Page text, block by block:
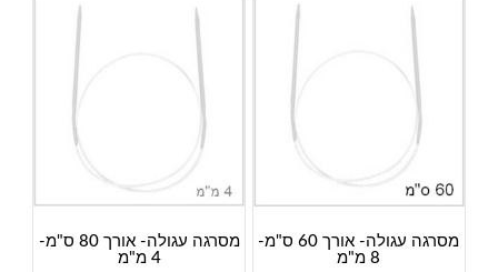
מסרגה עגולה- אורך 60 ס"מ-
8 מ"מ
מסרגה עגולה- אורך 80 ס"מ-
4 מ"מ